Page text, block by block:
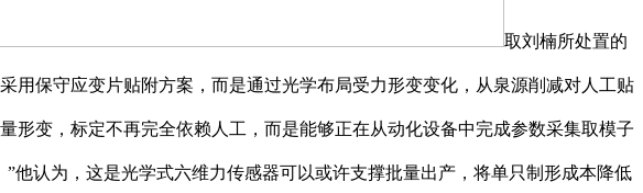
取刘楠所处置的
用保守应变片贴附方案，而是通过光学布局受力形变变化，从泉源削减对人工贴
形变，标定不再完全依赖人工，而是能够正在从动化设备中完成参数采集取模子
认为，这是光学式六维力传感器可以或许支撑批量出产，将单只制形成本降低